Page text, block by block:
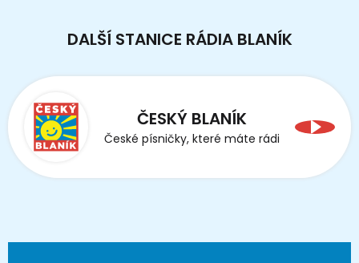
DALŠÍ STANICE RÁDIA BLANÍK
ČESKÝ BLANÍK
České písničky, které máte rádi